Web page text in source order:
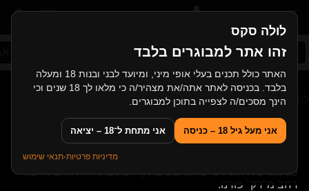
לולה סקס
זהו אתר למבוגרים בלבד
האתר כולל תכנים בעלי אופי מיני, ומיועד לבני ובנות 18 ומעלה
בלבד. בכניסה לאתר אתה/את מצהיר/ה כי מלאו לך 18 שנים וכי
הינך מסכים/ה לצפייה בתוכן למבוגרים.
אני מעל גיל 18 – כניסה אני מתחת ל־18 – יציאה
מדיניות פרטיות·תנאי שימוש
סקס ישראלי סרטי גייז
לולה סקס>מאמרים>מהם סרטי סקס?
מהם סרטי סקס?
סירטי סקס זו אסוציאציה הזורקת אותנו ישר לקונוטציה
פורנוגרפית ולסירטי פורנו שונים, אך למעשה, זהו תחום הרבה
רחב מ"רק" פורנו.